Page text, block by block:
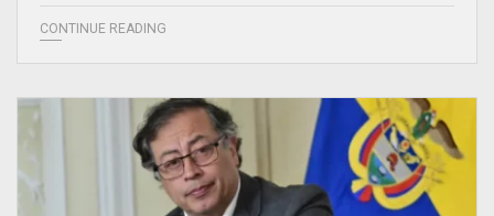
CONTINUE READING